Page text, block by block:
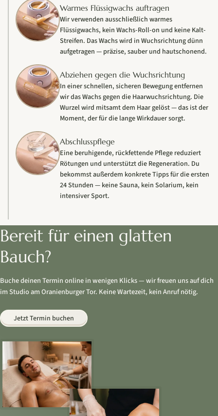
Warmes Flüssigwachs auftragen
Wir verwenden ausschließlich warmes
Flüssigwachs, kein Wachs-Roll-on und keine Kalt-
Streifen. Das Wachs wird in Wuchsrichtung dünn
aufgetragen — präzise, sauber und hautschonend.
Abziehen gegen die Wuchsrichtung
In einer schnellen, sicheren Bewegung entfernen
wir das Wachs gegen die Haarwuchsrichtung. Die
Wurzel wird mitsamt dem Haar gelöst — das ist der
Moment, der für die lange Wirkdauer sorgt.
Abschlusspflege
Eine beruhigende, rückfettende Pflege reduziert
Rötungen und unterstützt die Regeneration. Du
bekommst außerdem konkrete Tipps für die ersten
24 Stunden — keine Sauna, kein Solarium, kein
intensiver Sport.
Bereit für einen glatten
Bauch?
Buche deinen Termin online in wenigen Klicks — wir freuen uns auf dich
im Studio am Oranienburger Tor. Keine Wartezeit, kein Anruf nötig.
Jetzt Termin buchen